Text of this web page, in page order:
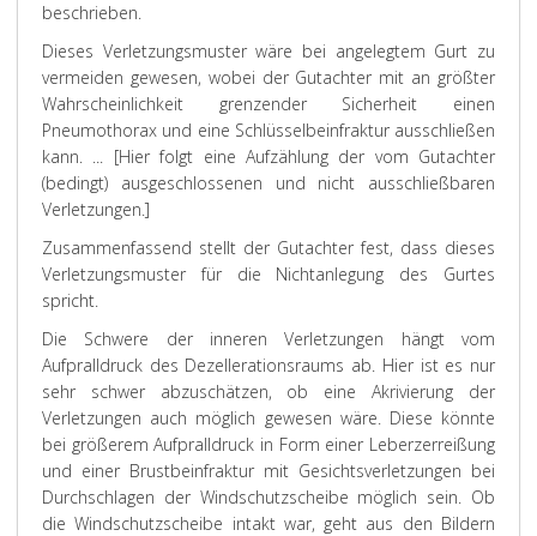
beschrieben.
Dieses Verletzungsmuster wäre bei angelegtem Gurt zu
vermeiden gewesen, wobei der Gutachter mit an größter
Wahrscheinlichkeit grenzender Sicherheit einen
Pneumothorax und eine Schlüsselbeinfraktur ausschließen
kann. ... [Hier folgt eine Aufzählung der vom Gutachter
(bedingt) ausgeschlossenen und nicht ausschließbaren
Verletzungen.]
Zusammenfassend stellt der Gutachter fest, dass dieses
Verletzungsmuster für die Nichtanlegung des Gurtes
spricht.
Die Schwere der inneren Verletzungen hängt vom
Aufpralldruck des Dezellerationsraums ab. Hier ist es nur
sehr schwer abzuschätzen, ob eine Akrivierung der
Verletzungen auch möglich gewesen wäre. Diese könnte
bei größerem Aufpralldruck in Form einer Leberzerreißung
und einer Brustbeinfraktur mit Gesichtsverletzungen bei
Durchschlagen der Windschutzscheibe möglich sein. Ob
die Windschutzscheibe intakt war, geht aus den Bildern